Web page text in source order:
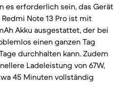
es erforderlich sein, das Gerät
Note 13 Pro ist mit
Akku ausgestattet, der bei
einen ganzen Tag
durchhalten kann. Zudem
Ladeleistung von 67W,
45 Minuten vollständig